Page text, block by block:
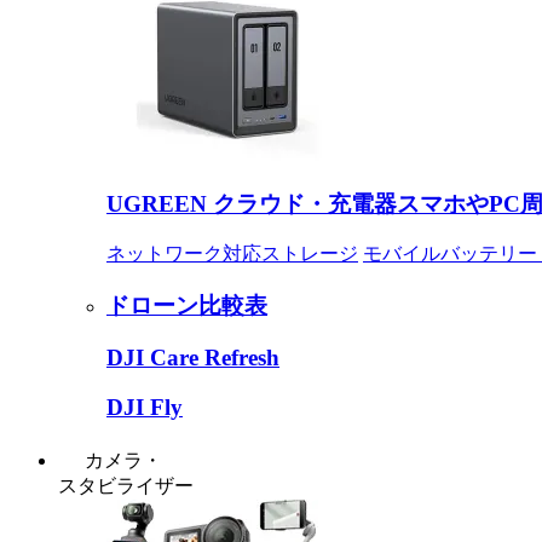
UGREEN クラウド・充電器スマホやPC
ネットワーク対応ストレージ モバイルバッテリー
ドローン比較表
DJI Care Refresh
DJI Fly
カメラ・
スタビライザー